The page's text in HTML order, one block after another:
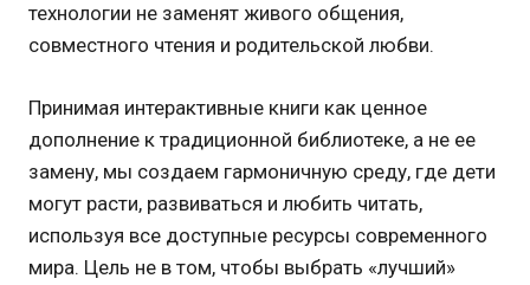
технологии не заменят живого общения,
совместного чтения и родительской любви.
Принимая интерактивные книги как ценное
дополнение к традиционной библиотеке, а не ее
замену, мы создаем гармоничную среду, где дети
могут расти, развиваться и любить читать,
используя все доступные ресурсы современного
мира. Цель не в том, чтобы выбрать «лучший»